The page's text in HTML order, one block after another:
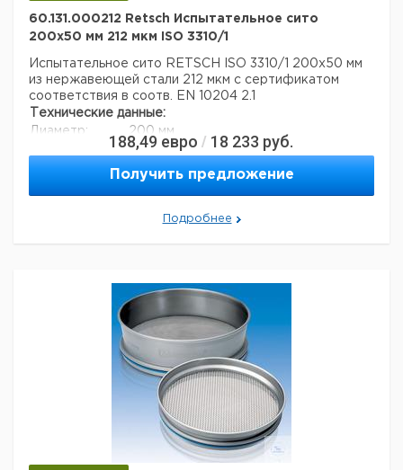
60.131.000212 Retsch Испытательное сито
200x50 мм 212 мкм ISO 3310/1
Испытательное сито RETSCH ISO 3310/1 200x50 мм
из нержавеющей стали 212 мкм с сертификатом
соответствия в соотв. EN 10204 2.1
Технические данные:
Диаметр:
200 мм
350 г
Высота:
50 мм
212 мкм
188,49 евро / 18 233 руб.
Получить предложение
Подробнее